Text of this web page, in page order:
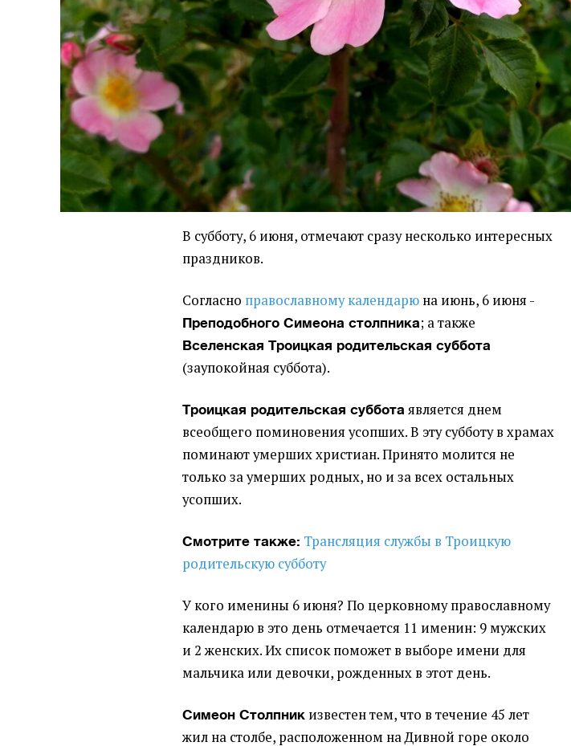
В субботу, 6 июня, отмечают сразу несколько интересных
праздников.
Согласно православному календарю на июнь, 6 июня -
Преподобного Симеона столпника; а также
Вселенская Троицкая родительская суббота
(заупокойная суббота).
Троицкая родительская суббота является днем
всеобщего поминовения усопших. В эту субботу в храмах
поминают умерших христиан. Принято молится не
только за умерших родных, но и за всех остальных
усопших.
Смотрите также: Трансляция службы в Троицкую
родительскую субботу
У кого именины 6 июня?По церковному православному
календарю в это день отмечается 11 именин: 9 мужских
и 2 женских. Их список поможет в выборе имени для
мальчика или девочки, рожденных в этот день.
Симеон Столпник известен тем, что в течение 45 лет
жил на столбе, расположенном на Дивной горе около